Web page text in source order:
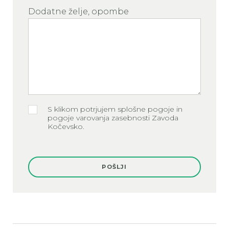
Dodatne želje, opombe
S klikom potrjujem splošne pogoje in
pogoje varovanja zasebnosti Zavoda
Kočevsko.
POŠLJI